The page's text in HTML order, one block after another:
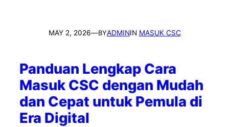
MAY 2, 2026—BYADMININ MASUK CSC
Panduan Lengkap Cara
Masuk CSC dengan Mudah
dan Cepat untuk Pemula di
Era Digital